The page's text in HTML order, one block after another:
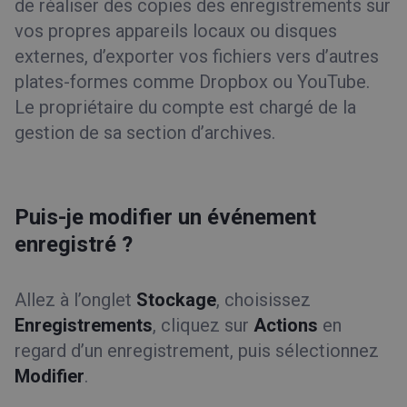
de réaliser des copies des enregistrements sur
vos propres appareils locaux ou disques
externes, d’exporter vos fichiers vers d’autres
plates-formes comme Dropbox ou YouTube.
Le propriétaire du compte est chargé de la
gestion de sa section d’archives.
Puis-je modifier un événement
enregistré ?
Allez à l’onglet Stockage, choisissez
Enregistrements, cliquez sur Actions en
regard d’un enregistrement, puis sélectionnez
Modifier.